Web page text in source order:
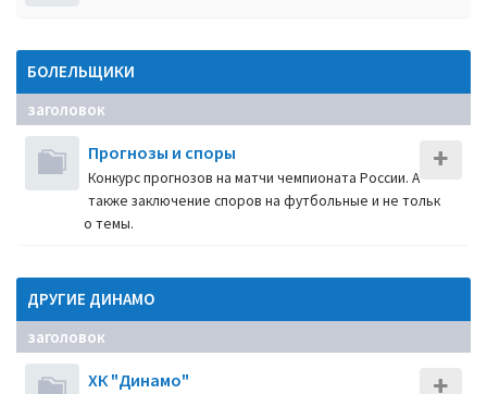
БОЛЕЛЬЩИКИ
заголовок
Прогнозы и споры
Конкурс прогнозов на матчи чемпионата России. А
также заключение споров на футбольные и не тольк
о темы.
ДРУГИЕ ДИНАМО
заголовок
ХК "Динамо"